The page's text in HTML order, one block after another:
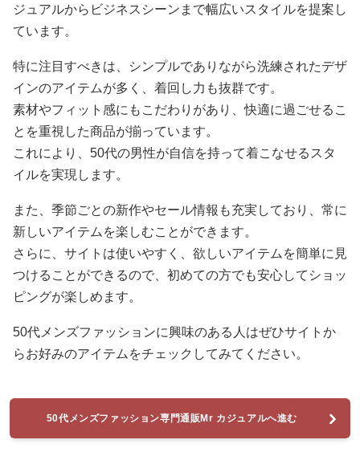
ジュアルからビジネスシーンまで幅広いスタイルを提案し
ています。
特に注目すべきは、シンプルでありながら洗練されたデザ
インのアイテムが多く、着回し力も抜群です。
素材やフィット感にもこだわりがあり、快適に過ごせるこ
とを重視した商品が揃っています。
これにより、50代の男性が自信を持って着こなせるスタ
イルを実現します。
また、季節ごとの新作やセール情報も充実しており、常に
新しいアイテムを楽しむことができます。
さらに、サイトは使いやすく、欲しいアイテムを簡単に見
つけることができるので、初めての方でも安心してショッ
ピングが楽しめます。
50代メンズファッションに興味のある人はぜひサイトか
らお好みのアイテムをチェックしてみてください。
50代メンズファッション専門通販Mr カジュアルへ進む